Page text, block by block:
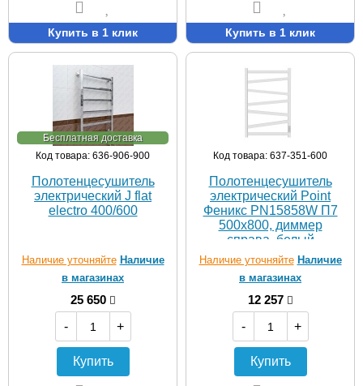
Купить в 1 клик Купить в 1 клик
Бесплатная доставка
Код товара: 636-906-900
Полотенцесушитель
электрический J flat
electro 400/600
Наличие уточняйте Наличие
в магазинах
25 650
-
+
Купить
Код товара: 637-351-600
Полотенцесушитель
электрический Point
Феникс PN15858W П7
500x800, диммер
справа, белый
Наличие уточняйте Наличие
в магазинах
12 257
-
+
Купить